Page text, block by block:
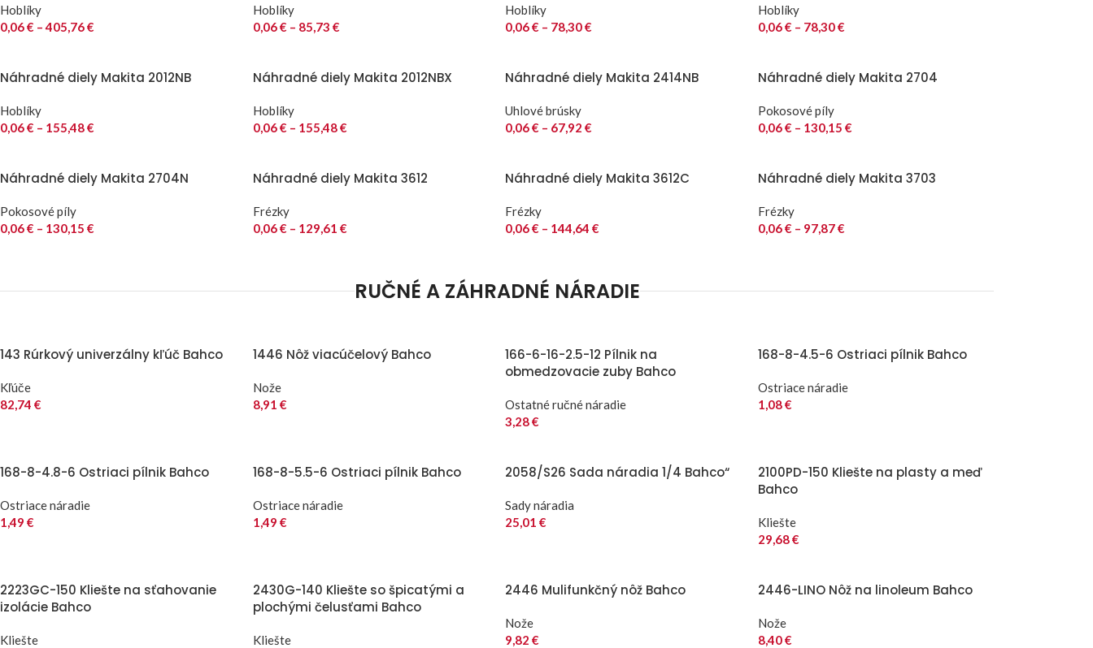
Hoblíky
0,06€ – 405,76€
Hoblíky
0,06€ – 85,73 €
Hoblíky
0,06€ – 78,30€
Hoblíky
0,06€ – 78,30€
Náhradné diely Makita 2012NB
Hoblíky
0,06€ – 155,48€
Náhradné diely Makita 2012NBX
Hoblíky
0,06€ – 155,48€
Náhradné diely Makita 2414NB
Uhlové brúsky
0,06€ – 67,92 €
Náhradné diely Makita 2704
Pokosové píly
0,06€ – 130,15 €
Náhradné diely Makita 2704N
Pokosové píly
0,06€ – 130,15 €
Náhradné diely Makita 3612
Frézky
0,06€ – 129,61 €
Náhradné diely Makita 3612C
Frézky
0,06€ – 144,64 €
Náhradné diely Makita 3703
Frézky
0,06€ – 97,87€
RUČNÉ A ZÁHRADNÉ NÁRADIE
143 Rúrkový univerzálny kľúč Bahco
Kľúče
82,74 €
1446 Nôž viacúčelový Bahco
Nože
8,91 €
166-6-16-2.5-12 Pílnik na
obmedzovacie zuby Bahco
Ostatné ručné náradie
3,28€
168-8-4.5-6 Ostriaci pílnik Bahco
Ostriace náradie
1,08€
168-8-4.8-6 Ostriaci pílnik Bahco
Ostriace náradie
1,49 €
168-8-5.5-6 Ostriaci pílnik Bahco
Ostriace náradie
1,49 €
2058/S26 Sada náradia 1/4 Bahco“
Sady náradia
25,01 €
2100PD-150 Kliešte na plasty a meď
Bahco
Kliešte
29,68€
2223GC-150 Kliešte na sťahovanie
izolácie Bahco
Kliešte
2430G-140 Kliešte so špicatými a
plochými čelusťami Bahco
Kliešte
2446 Mulifunkčný nôž Bahco
Nože
9,82 €
2446-LINO Nôž na linoleum Bahco
Nože
8,40€